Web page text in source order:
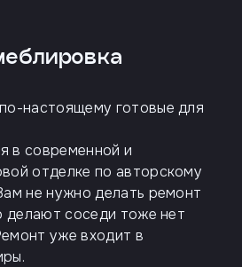
настоящему готовые для
в современной и
отделке по авторскому
не нужно делать ремонт
делают соседи тоже нет
уже входит в